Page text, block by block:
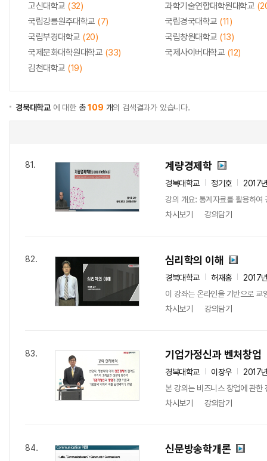
고신대학교 (32) 과학기술연합대학원대학교
국립강릉원주대학교 (7) 국립경국대학교 (11)
국립부경대학교 (20) 국립창원대학교 (13)
국제문화대학원대학교 (33) 국제사이버대학교 (12)
김천대학교 (19)
경북대학교 에 대한 총109 개의 검색결과가 있습니다.
81. 계량경제학
경북대학교 정기호
2017
강의 개요: 통계자료를 활용하여
차시보기
강의담기
82. 심리학의 이해
경북대학교 허재홍
2017
이 강좌는 온라인을 기반으로 교
차시보기
강의담기
83. 기업가정신과 벤처창업
경북대학교 이장우
2017
본 강의는 비즈니스 창업에 관
차시보기
강의담기
84. 신문방송학개론